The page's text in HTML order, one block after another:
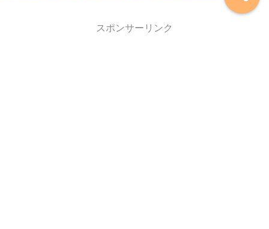
スポンサーリンク